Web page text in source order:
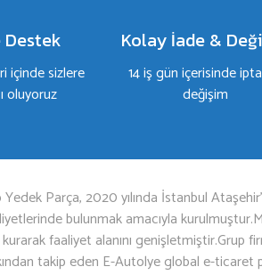
Destek
içinde sizlere
oluyoruz
Kolay İade &
14 iş gün içerisinde
değişim
Parça, 2020 yılında İstanbul
bulunmak amacıyla
faaliyet alanını genişletmiştir.Grup
takip eden E-Autolye global e-